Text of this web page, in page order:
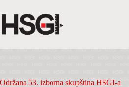
na
sadržaj
Održana 53. izborna skupština HSGI-a